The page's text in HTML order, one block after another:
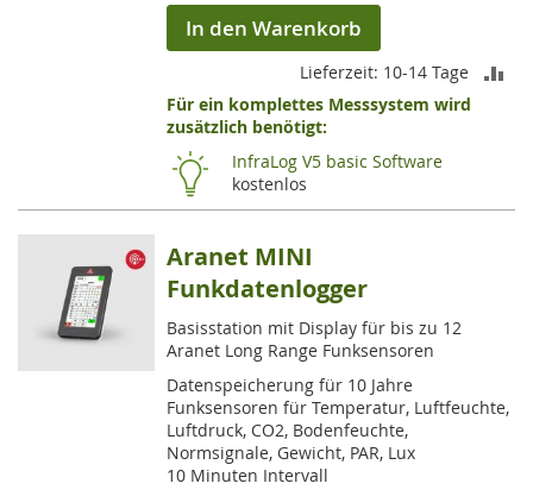
In den Warenkorb
Lieferzeit: 10-14 Tage
Für ein komplettes Messsystem wird
zusätzlich benötigt:
InfraLog V5 basic Software
kostenlos
Aranet MINI
Funkdatenlogger
Basisstation mit Display für bis zu 12
Aranet Long Range Funksensoren
Datenspeicherung für 10 Jahre
Funksensoren für Temperatur, Luftfeuchte,
Luftdruck, CO2, Bodenfeuchte,
Normsignale, Gewicht, PAR, Lux
10 Minuten Intervall